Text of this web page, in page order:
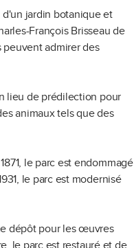
d'un jardin botanique et
François Brisseau de
peuvent admirer des
lieu de prédilection pour
animaux tels que des
le parc est endommagé
le parc est modernisé
dépôt pour les œuvres
le parc est restauré et de